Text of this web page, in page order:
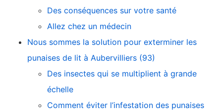
Des conséquences sur votre santé
Allez chez un médecin
Nous sommes la solution pour exterminer les
punaises de lit à Aubervilliers (93)
Des insectes qui se multiplient à grande
échelle
Comment éviter l’infestation des punaises